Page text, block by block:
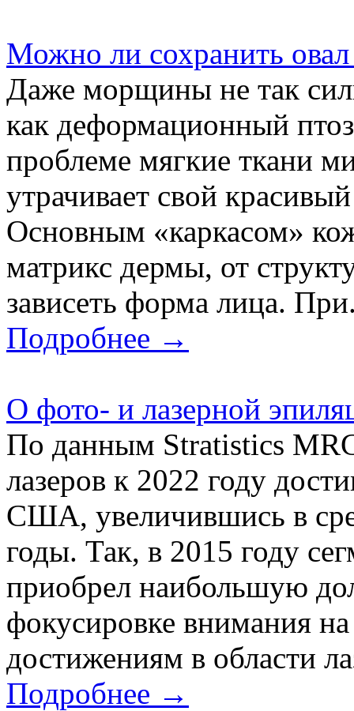
Можно ли сохранить овал
Даже морщины не так
как деформационный
проблеме мягкие ткани
утрачивает свой
Основным «каркасом»
матрикс дермы, от
зависеть форма лица.
Подробнее →
О фото- и лазерной
По данным Stratistics
лазеров к 2022 году
США, увеличившись в
годы. Так, в 2015 году
приобрел наибольшую
фокусировке внимания
достижениям в области
Подробнее →